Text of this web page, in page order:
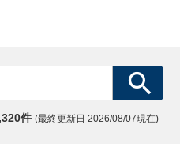
件 (最終更新日 2026/08/07現在)